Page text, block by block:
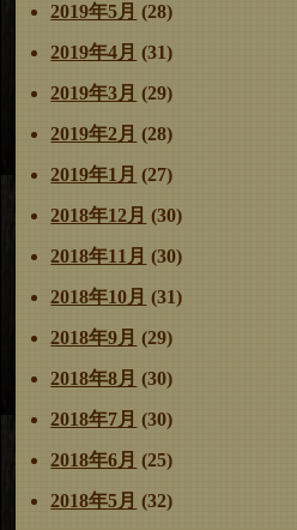
2019年5月 (28)
2019年4月 (31)
2019年3月 (29)
2019年2月 (28)
2019年1月 (27)
2018年12月 (30)
2018年11月 (30)
2018年10月 (31)
2018年9月 (29)
2018年8月 (30)
2018年7月 (30)
2018年6月 (25)
2018年5月 (32)